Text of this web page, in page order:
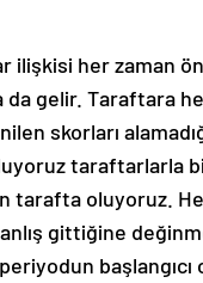
ilişkisi her zaman
gelir. Taraftara
skorları
taraftarlarla
tarafta oluyoruz.
gittiğine
başlangıcı